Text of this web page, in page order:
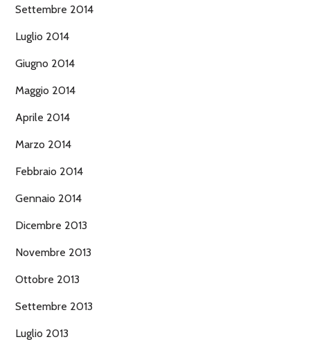
Settembre 2014
Luglio 2014
Giugno 2014
Maggio 2014
Aprile 2014
Marzo 2014
Febbraio 2014
Gennaio 2014
Dicembre 2013
Novembre 2013
Ottobre 2013
Settembre 2013
Luglio 2013